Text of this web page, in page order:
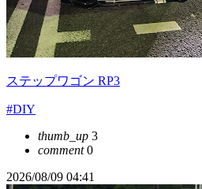
ステップワゴン RP3
#DIY
thumb_up 3
comment0
2026/08/09 04:41